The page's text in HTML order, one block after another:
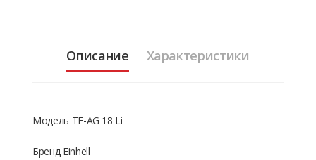
Описание Характеристики
Модель TE-AG 18 Li
Бренд Einhell